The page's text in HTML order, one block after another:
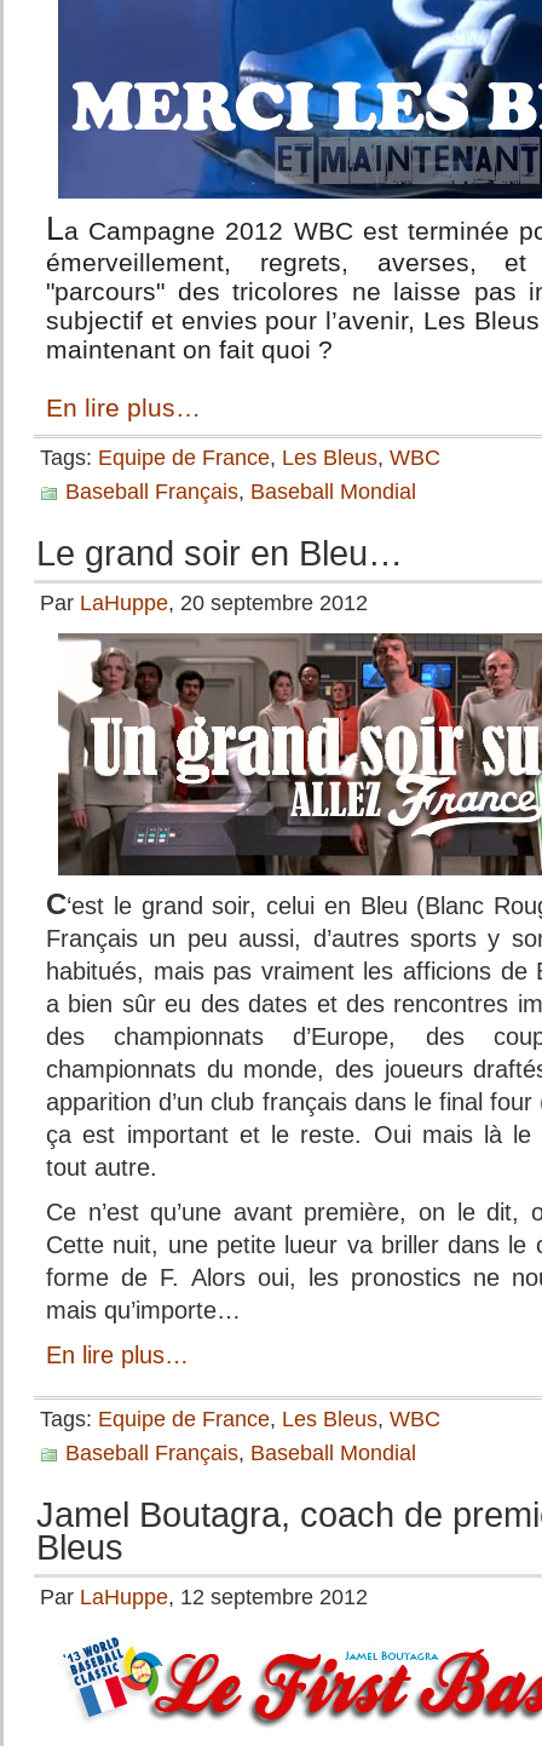
La Campagne 2012 WBC est terminée
émerveillement, regrets, averses,
"parcours" des tricolores ne laisse pas
subjectif et envies pour l’avenir, Les
maintenant on fait quoi ?
En lire plus…
Tags: Equipe de France, Les Bleus, WBC
Baseball Français, Baseball Mondial
Le grand soir en Bleu…
Par LaHuppe, 20 septembre 2012
C‘est le grand soir, celui en Bleu (Blanc
Français un peu aussi, d’autres sports y
habitués, mais pas vraiment les afficions de
a bien sûr eu des dates et des rencontres
des championnats d’Europe, des
championnats du monde, des joueurs
apparition d’un club français dans le final
ça est important et le reste. Oui mais là le
tout autre.
Ce n’est qu’une avant première, on le
Cette nuit, une petite lueur va briller dans le
forme de F. Alors oui, les pronostics ne
mais qu’importe…
En lire plus…
Tags: Equipe de France, Les Bleus, WBC
Baseball Français, Baseball Mondial
Jamel Boutagra, coach de
Bleus
Par LaHuppe, 12 septembre 2012